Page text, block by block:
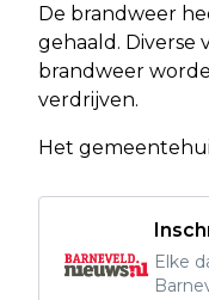
De brandweer
gehaald. Diverse
brandweer
verdrijven.
Het
Elke